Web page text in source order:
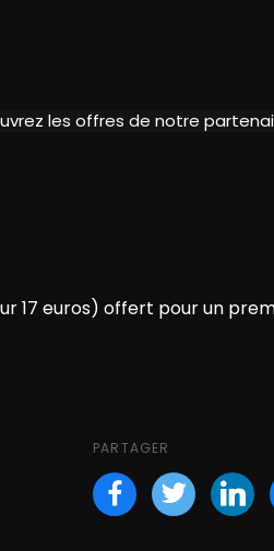
les offres de notre
17 euros) offert pour un
PARTAGER
Facebook
Twitter